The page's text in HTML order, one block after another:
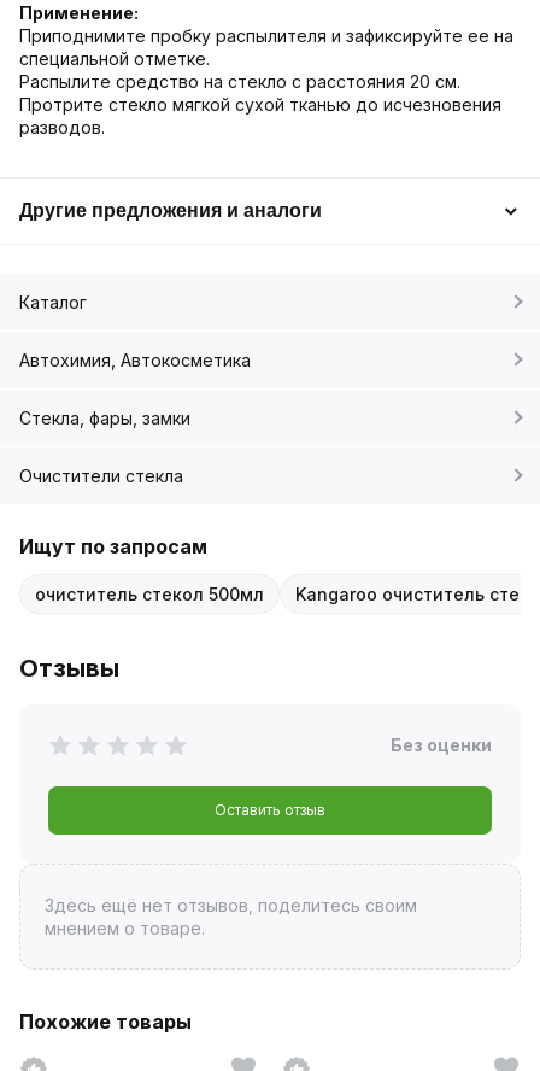
Применение:
Приподнимите пробку распылителя и зафиксируйте ее на
специальной отметке.
Распылите средство на стекло с расстояния 20 см.
Протрите стекло мягкой сухой тканью до исчезновения
разводов.
Другие предложения и аналоги
Каталог
Автохимия, Автокосметика
Стекла, фары, замки
Очистители стекла
Ищут по запросам
очиститель стекол 500мл Kangaroo очиститель
Отзывы
Без оценки
Оставить отзыв
Здесь ещё нет отзывов, поделитесь своим
мнением о товаре.
Похожие товары